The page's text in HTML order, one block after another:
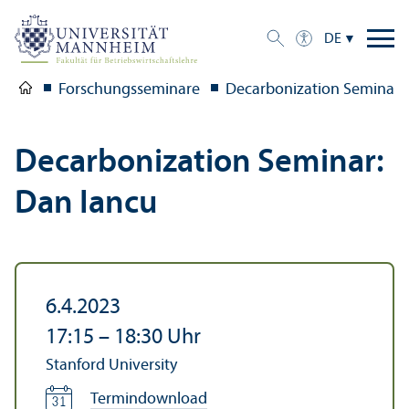
DE
Forschungs­seminare Decarbonization Seminar:
Decarbonization Seminar:
Dan Iancu
6.4.2023
17:15 – 18:30 Uhr
Stanford University
Termindownload